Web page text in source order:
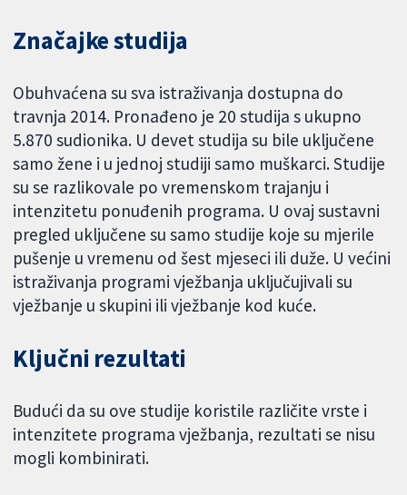
Značajke studija
Obuhvaćena su sva istraživanja dostupna do
travnja 2014. Pronađeno je 20 studija s ukupno
5.870 sudionika. U devet studija su bile uključene
samo žene i u jednoj studiji samo muškarci. Studije
su se razlikovale po vremenskom trajanju i
intenzitetu ponuđenih programa. U ovaj sustavni
pregled uključene su samo studije koje su mjerile
pušenje u vremenu od šest mjeseci ili duže. U većini
istraživanja programi vježbanja uključujivali su
vježbanje u skupini ili vježbanje kod kuće.
Ključni rezultati
Budući da su ove studije koristile različite vrste i
intenzitete programa vježbanja, rezultati se nisu
mogli kombinirati.